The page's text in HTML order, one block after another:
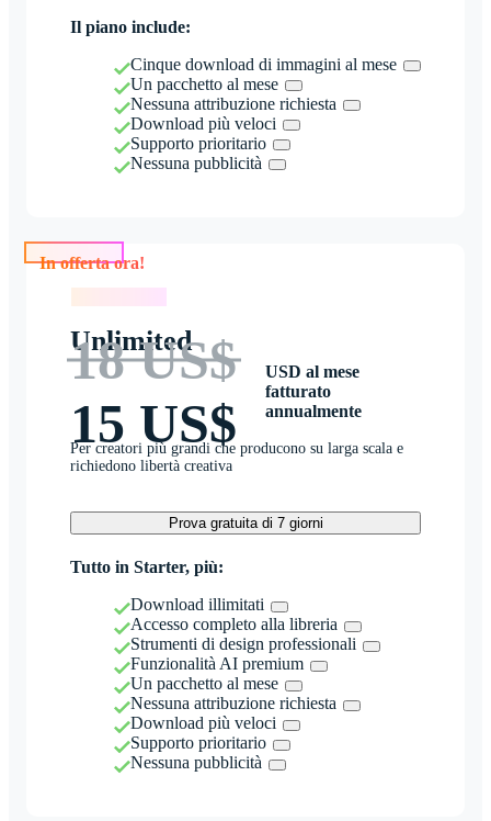
Il piano include:
Cinque download di immagini al mese
Un pacchetto al mese
Nessuna attribuzione richiesta
Download più veloci
Supporto prioritario
Nessuna pubblicità
Unlimited
18 US$
15 US$
USD al mese
fatturato
annualmente
Per creatori più grandi che producono su larga scala e
richiedono libertà creativa
Prova gratuita di 7 giorni
Tutto in Starter, più:
Download illimitati
Accesso completo alla libreria
Strumenti di design professionali
Funzionalità AI premium
Un pacchetto al mese
Nessuna attribuzione richiesta
Download più veloci
Supporto prioritario
Nessuna pubblicità